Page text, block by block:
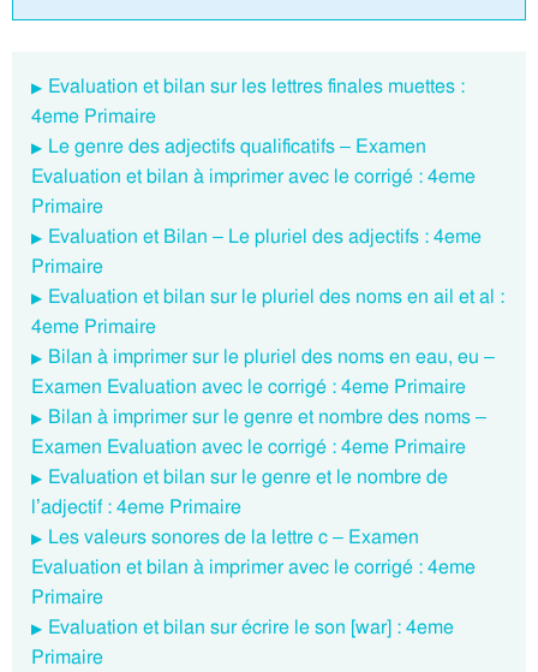
Evaluation et bilan sur les lettres finales muettes :
4eme Primaire
Le genre des adjectifs qualificatifs – Examen
Evaluation et bilan à imprimer avec le corrigé : 4eme
Primaire
Evaluation et Bilan – Le pluriel des adjectifs : 4eme
Primaire
Evaluation et bilan sur le pluriel des noms en ail et al :
4eme Primaire
Bilan à imprimer sur le pluriel des noms en eau, eu –
Examen Evaluation avec le corrigé : 4eme Primaire
Bilan à imprimer sur le genre et nombre des noms –
Examen Evaluation avec le corrigé : 4eme Primaire
Evaluation et bilan sur le genre et le nombre de
l’adjectif : 4eme Primaire
Les valeurs sonores de la lettre c – Examen
Evaluation et bilan à imprimer avec le corrigé : 4eme
Primaire
Evaluation et bilan sur écrire le son [war] : 4eme
Primaire